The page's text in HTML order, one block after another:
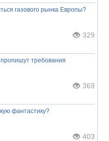
газового рынка Европы?
329
требования
369
фантастику?
403